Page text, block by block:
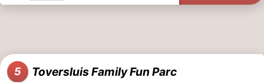
Wenduine
Weer
Contact
5 Toversluis Family Fun Parc